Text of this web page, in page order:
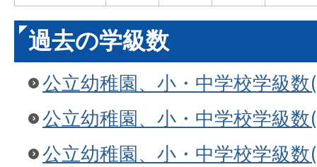
過去の学級数
公立幼稚園、小・中学校学級
公立幼稚園、小・中学校学級
公立幼稚園、小・中学校学級